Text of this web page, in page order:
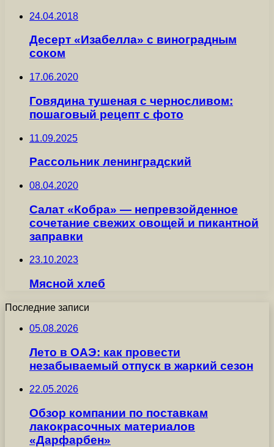
24.04.2018
Десерт «Изабелла» с виноградным
соком
17.06.2020
Говядина тушеная с черносливом:
пошаговый рецепт с фото
11.09.2025
Рассольник ленинградский
08.04.2020
Салат «Кобра» — непревзойденное
сочетание свежих овощей и пикантной
заправки
23.10.2023
Мясной хлеб
Последние записи
05.08.2026
Лето в ОАЭ: как провести
незабываемый отпуск в жаркий сезон
22.05.2026
Обзор компании по поставкам
лакокрасочных материалов
«Дарфарбен»